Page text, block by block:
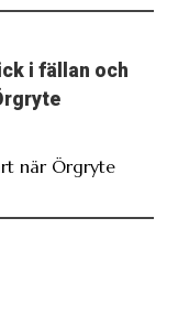
i fällan och
när Örgryte